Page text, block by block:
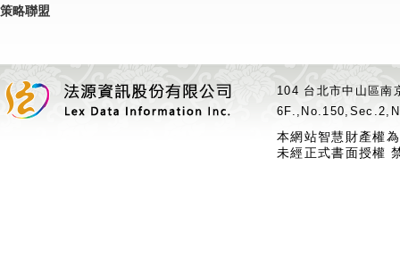
策略聯盟
104 台北市中山區
本網站智慧財產權
未經正式書面授權